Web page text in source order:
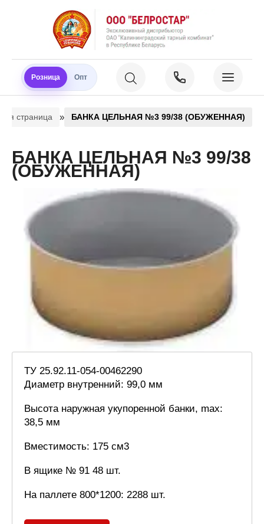
Розница Опт
страница » БАНКА ЦЕЛЬНАЯ №3 99/38 (ОБУЖЕННАЯ)
БАНКА ЦЕЛЬНАЯ №3 99/38
(ОБУЖЕННАЯ)
ТУ 25.92.11-054-00462290
Диаметр внутренний: 99,0 мм
Высота наружная укупоренной банки, max:
38,5 мм
Вместимость: 175 см3
В ящике № 91 48 шт.
На паллете 800*1200: 2288 шт.